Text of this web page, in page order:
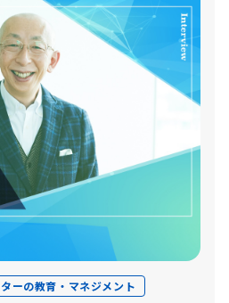
ーの教育・マネジメント